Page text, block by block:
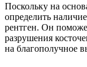
Поскольку на
определить
рентген. Он
разрушения
на благополучное